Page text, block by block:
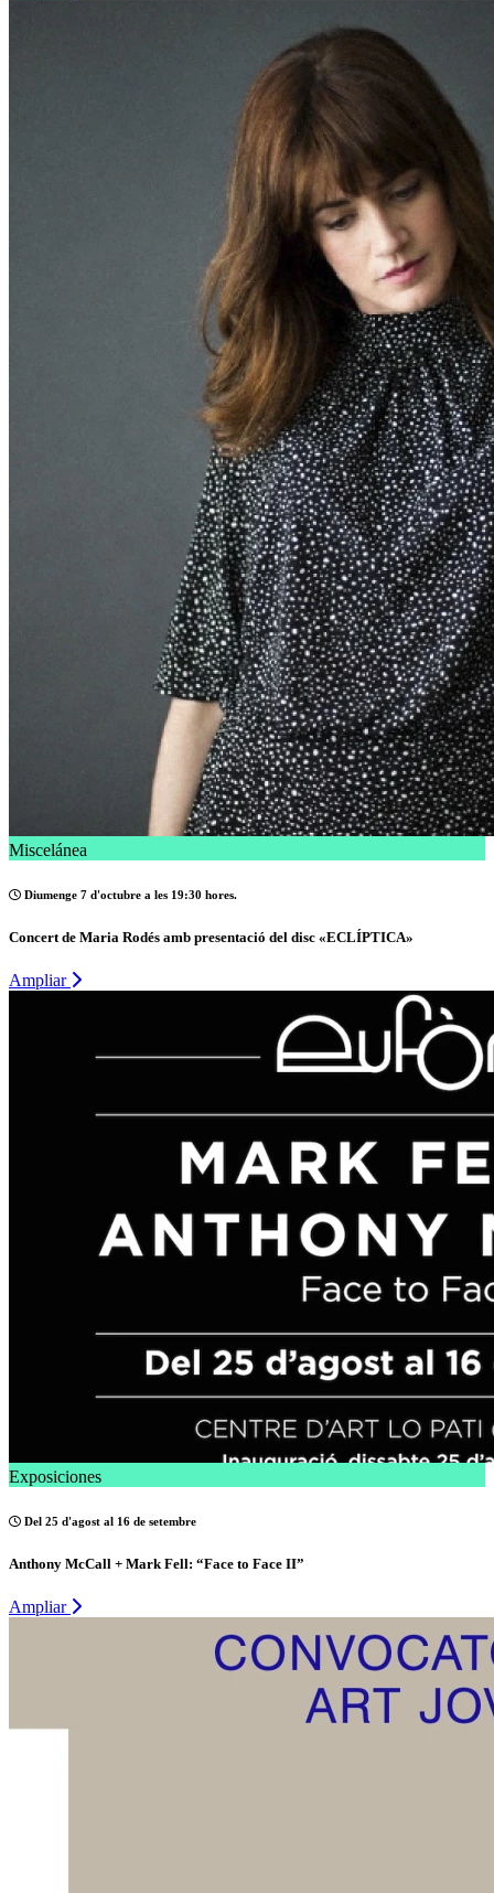
Miscelánea
Diumenge 7 d'octubre a les 19:30 hores.
Concert de Maria Rodés amb presentació del disc «ECLÍPTICA»
Ampliar
Exposiciones
Del 25 d'agost al 16 de setembre
Anthony McCall + Mark Fell: “Face to Face II”
Ampliar